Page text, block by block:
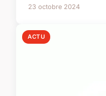
23 octobre 2024
ACTU